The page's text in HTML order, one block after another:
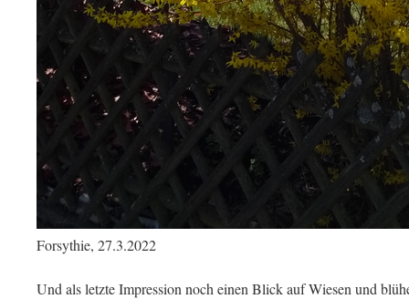
Forsythie, 27.3.2022
Und als letzte Impression noch einen Blick auf Wiesen und